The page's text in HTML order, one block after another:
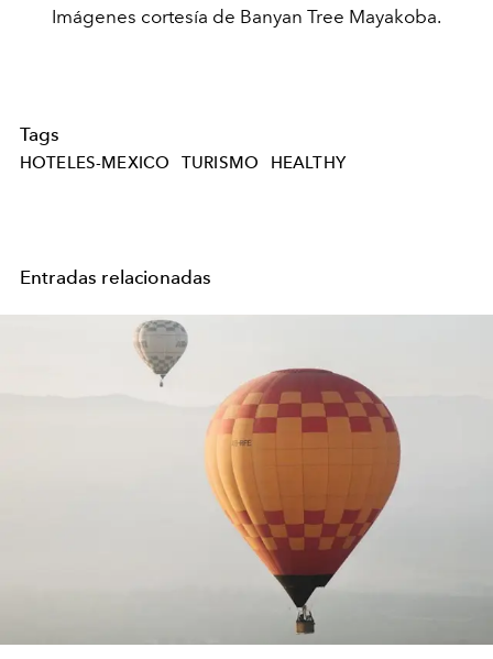
Imágenes cortesía de Banyan Tree Mayakoba.
Tags
HOTELES-MEXICO TURISMO HEALTHY
Entradas relacionadas